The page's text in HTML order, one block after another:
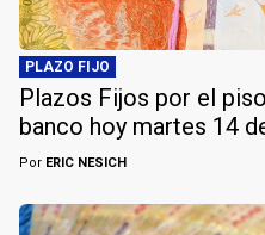
PLAZO FIJO
Plazos Fijos por el
banco hoy martes 14
Por ERIC NESICH